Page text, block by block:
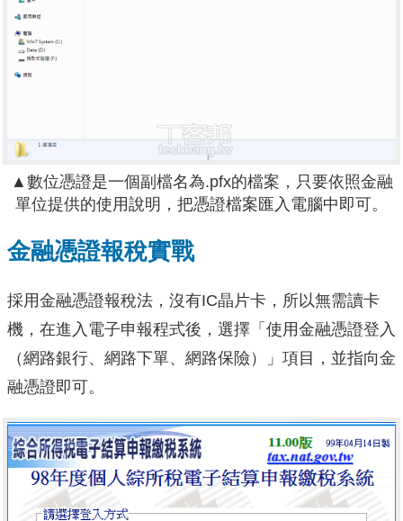
▲數位憑證是一個副檔名為.pfx的檔案，只要依照金融
單位提供的使用說明，把憑證檔案匯入電腦中即可。
金融憑證報稅實戰
採用金融憑證報稅法，沒有IC晶片卡，所以無需讀卡
機，在進入電子申報程式後，選擇「使用金融憑證登入
（網路銀行、網路下單、網路保險）」項目，並指向金
融憑證即可。